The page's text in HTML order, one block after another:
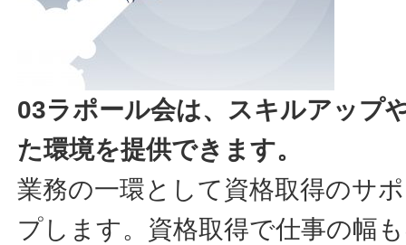
03ラポール会は、スキルアップ
た環境を提供できます。
業務の一環として資格取得のサ
プします。資格取得で仕事の幅